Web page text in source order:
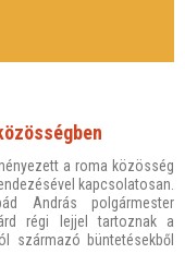
a roma közösség
kapcsolatosan.
András polgármester
régi lejjel tartoznak a
származó büntetésekből